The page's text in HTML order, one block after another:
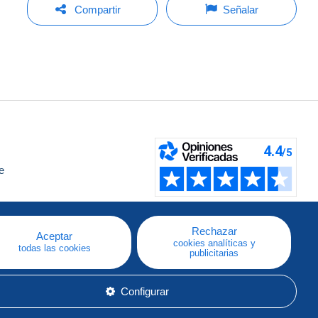
Compartir Señalar
Aceptar
todas las cookies
Rechazar
cookies analíticas y
publicitarias
Configurar